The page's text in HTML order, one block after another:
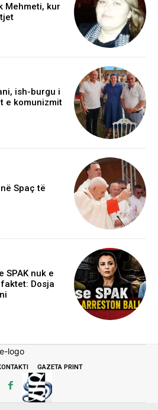
Mehmeti, kur
ish-burgu i
e komunizmit
Spaç të
SPAK nuk e
Dosja
GAZETA PRINT